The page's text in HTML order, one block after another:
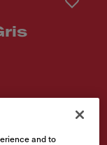
and to